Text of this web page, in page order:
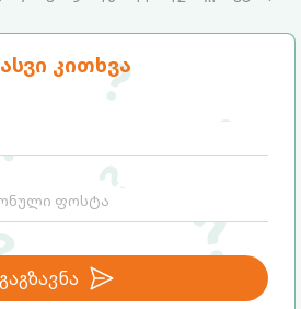
კითხვა
გაგზავნა